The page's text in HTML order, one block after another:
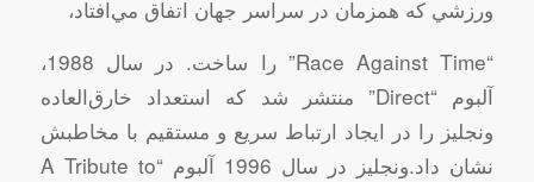
ورزشي‌ كه‌ همزمان‌ در سراسر جهان‌ اتفاق‌ مي‌افتاد،
“Race Against Time” را ساخت‌. در سال‌ 1988،
آلبوم‌ “Direct” منتشر شد كه‌ استعداد خارق‌العاده‌
ونجليز را در ايجاد ارتباط‌ سريع‌ و مستقيم‌ با مخاطبش‌
نشان‌ داد.ونجليز در سال‌ 1996 آلبوم‌ “A Tribute to